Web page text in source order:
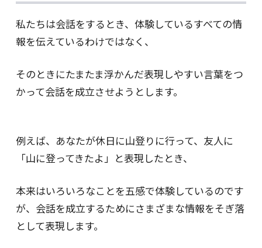
私たちは会話をするとき、体験しているすべての情
報を伝えているわけではなく、
そのときにたまたま浮かんだ表現しやすい言葉をつ
かって会話を成立させようとします。
例えば、あなたが休日に山登りに行って、友人に
「山に登ってきたよ」と表現したとき、
本来はいろいろなことを五感で体験しているのです
が、会話を成立するためにさまざまな情報をそぎ落
として表現します。